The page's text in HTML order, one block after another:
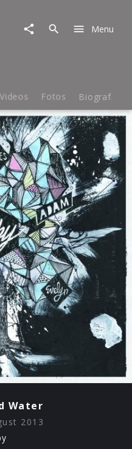
Menu
Videos Fotos Biografie
Water
2013